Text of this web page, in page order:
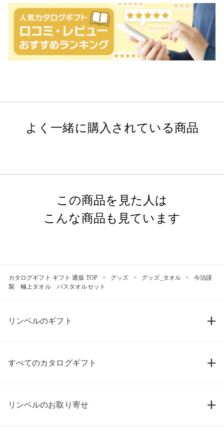
よく一緒に購入されている商品
この商品を見た人は
こんな商品も見ています
カタログギフト ギフト 通販 TOP グッズ グッズ_タオル
今治謹
製 極上タオル バスタオルセット
リンベルのギフト
すべてのカタログギフト
リンベルのお取り寄せ